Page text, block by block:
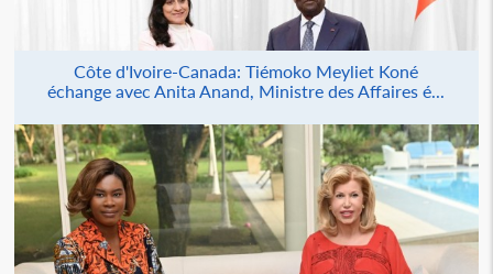
Côte d'Ivoire-Canada: Tiémoko Meyliet Koné
échange avec Anita Anand, Ministre des Affaires é...